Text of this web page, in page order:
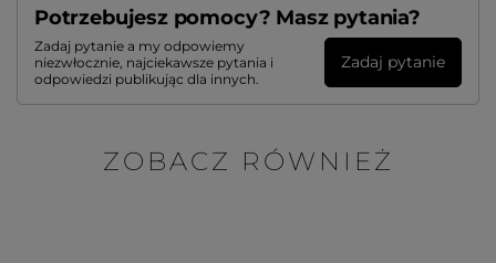
Potrzebujesz pomocy? Masz pytania?
Zadaj pytanie a my odpowiemy
niezwłocznie, najciekawsze pytania i
odpowiedzi publikując dla innych.
Zadaj pytanie
ZOBACZ RÓWNIEŻ